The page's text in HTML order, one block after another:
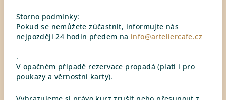
Storno podmínky:
Pokud se nemůžete zúčastnit, informujte nás
nejpozději 24 hodin předem na info@arteliercafe.cz
.
V opačném případě rezervace propadá (platí i pro
poukazy a věrnostní karty).